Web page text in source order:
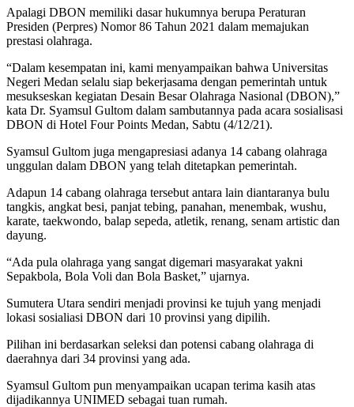
Apalagi DBON memiliki dasar hukumnya berupa Peraturan
Presiden (Perpres) Nomor 86 Tahun 2021 dalam memajukan
prestasi olahraga.
“Dalam kesempatan ini, kami menyampaikan bahwa Universitas
Negeri Medan selalu siap bekerjasama dengan pemerintah untuk
mesukseskan kegiatan Desain Besar Olahraga Nasional (DBON),”
kata Dr. Syamsul Gultom dalam sambutannya pada acara sosialisasi
DBON di Hotel Four Points Medan, Sabtu (4/12/21).
Syamsul Gultom juga mengapresiasi adanya 14 cabang olahraga
unggulan dalam DBON yang telah ditetapkan pemerintah.
Adapun 14 cabang olahraga tersebut antara lain diantaranya bulu
tangkis, angkat besi, panjat tebing, panahan, menembak, wushu,
karate, taekwondo, balap sepeda, atletik, renang, senam artistic dan
dayung.
“Ada pula olahraga yang sangat digemari masyarakat yakni
Sepakbola, Bola Voli dan Bola Basket,” ujarnya.
Sumutera Utara sendiri menjadi provinsi ke tujuh yang menjadi
lokasi sosialiasi DBON dari 10 provinsi yang dipilih.
Pilihan ini berdasarkan seleksi dan potensi cabang olahraga di
daerahnya dari 34 provinsi yang ada.
Syamsul Gultom pun menyampaikan ucapan terima kasih atas
dijadikannya UNIMED sebagai tuan rumah.